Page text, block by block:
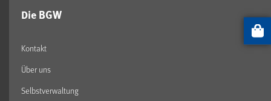
Die BGW
Kontakt
Über uns
Selbstverwaltung
Artikel